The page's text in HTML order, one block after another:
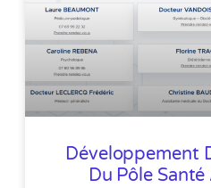
Développement
Du Pôle